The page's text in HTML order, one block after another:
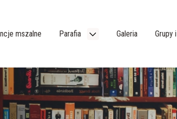
mszalne Parafia Galeria Grupy